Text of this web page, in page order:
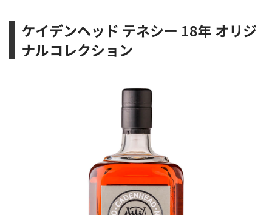
ケイデンヘッド テネシー 18年 オリジ
ナルコレクション